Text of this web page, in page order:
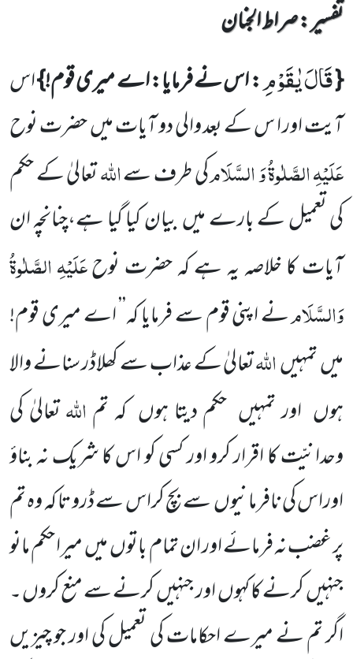
تفسیر : ‎صراط الجنان
{قَالَ یٰقَوْمِ: اس نے فرمایا:اے میری قوم!}اس
آیت اور ا س کے بعد والی دو آیات میںحضرت نوح
عَلَیْہِالصَّلٰوۃُ وَالسَّلَامکی طرف سےاللّٰہتعالیٰ کے حکم
کی تعمیل کے بارے میںبیان کیا گیا ہے،چنانچہ ان
آیات کا خلاصہ یہ ہے کہ حضرت نوحعَلَیْہِالصَّلٰوۃُ
وَالسَّلَامنے اپنی قوم سے فرمایا کہ’’ اے میری قوم!
میںتمہیںاللّٰہتعالیٰ کے عذاب سے کھلاڈر سنانے والا
ہوں اور تمہیں حکم دیتا ہوںکہ تماللّٰہتعالیٰ کی
وحدانیّت کا اقرار کرو اور کسی کو اس کا شریک نہ بناؤ
اوراس کی نافرمانیوںسے بچ کراس سے ڈرو تا کہ وہ تم
پر غضب نہ فرمائے اور ان تمام باتوںمیںمیرا حکم مانو
جنہیںکرنے کا کہوںاور جنہیںکرنے سے منع کروں ۔
اگر تم نے میرے احکامات کی تعمیل کی اور جو چیزیں